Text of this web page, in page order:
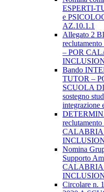
ESPERTI-
e
AZ.10.1.1
Allegato 2
– POR
Bando
TUTOR –
SCUOLA
sostegno
integrazione
CALABRIA
Nomina
Supporto
CALABRIA
Circolare n.